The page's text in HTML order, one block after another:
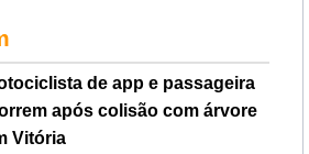
de app e passageira
após colisão com árvore
Vitória